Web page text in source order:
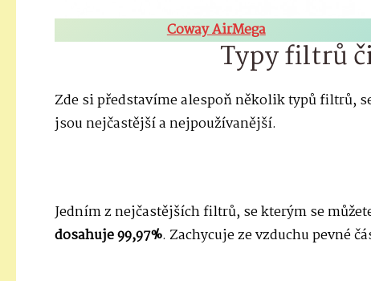
Coway AirMega
Typy filtrů
Zde si představíme alespoň několik typů filtrů,
jsou nejčastější a nejpoužívanější.
Jedním z nejčastějších filtrů, se kterým se
dosahuje 99,97%. Zachycuje ze vzduchu pevné